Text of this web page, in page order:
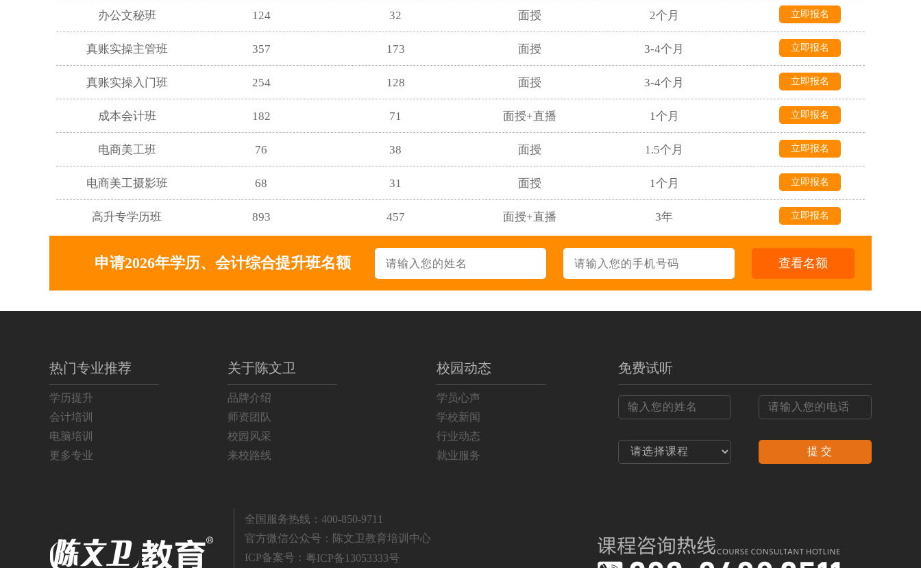
办公文秘班 面授 2个月 立即报名
真账实操主管班 面授 3-4个月 立即报名
真账实操入门班 面授 3-4个月 立即报名
成本会计班 面授+直播 1个月 立即报名
电商美工班 面授 1.5个月 立即报名
电商美工摄影班 面授 1个月 立即报名
高升专学历班 面授+直播 3年 立即报名
214 面授 5年
初级会计师班 320 129 面授+直播 4-5个月
注册会计师班 70 6-8个月
200 3个月 立即报名
3DMAX软件班 300 2个月 立即报名
124
申请2026年学历、会计综合提升班名额 查看名额
热门专业推荐
学历提升
会计培训
电脑培训
更多专业
关于陈文卫
品牌介绍
师资团队
校园风采
来校路线
校园动态
学员心声
学校新闻
行业动态
就业服务
免费试听
提 交
全国服务热线：400-850-9711
官方微信公众号：陈文卫教育培训中心
ICP备案号： 粤ICP备13053333号